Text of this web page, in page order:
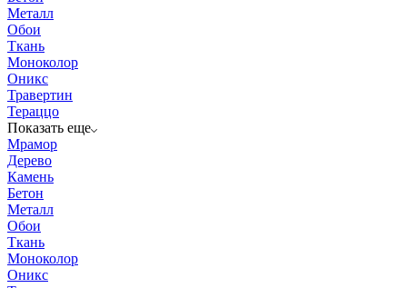
Металл
Обои
Ткань
Моноколор
Оникс
Травертин
Тераццо
Показать еще
Мрамор
Дерево
Камень
Бетон
Металл
Обои
Ткань
Моноколор
Оникс